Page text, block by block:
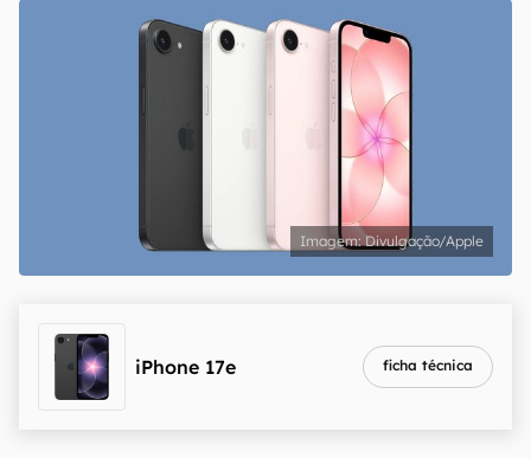
Divulgação/Apple
iPhone 17e ficha técnica